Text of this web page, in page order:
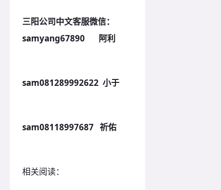
三阳公司中文客服微信：
samyang67890 阿利
sam081289992622 小于
sam08118997687 祈佑
相关阅读：